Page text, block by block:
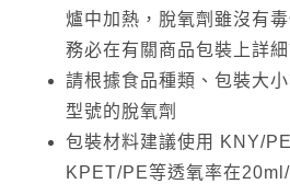
爐中加熱，脫氧劑雖沒有
務必在有關商品包裝上詳細
請根據食品種類、包裝大
型號的脫氧劑
包裝材料建議使用 KNY/
KPET/PE等透氧率在